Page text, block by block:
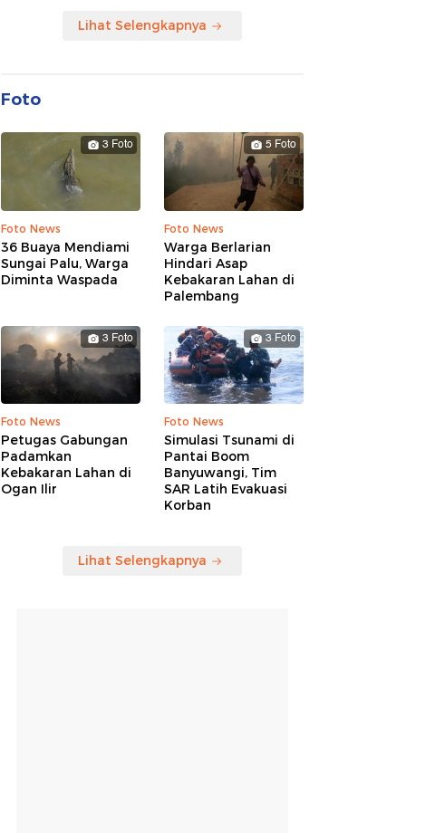
Lihat Selengkapnya
Foto
3 Foto
Foto News
36 Buaya Mendiami
Sungai Palu, Warga
Diminta Waspada
5 Foto
Foto News
Warga Berlarian
Hindari Asap
Kebakaran Lahan di
Palembang
3 Foto
Foto News
Petugas Gabungan
Padamkan
Kebakaran Lahan di
Ogan Ilir
3 Foto
Foto News
Simulasi Tsunami di
Pantai Boom
Banyuwangi, Tim
SAR Latih Evakuasi
Korban
Lihat Selengkapnya